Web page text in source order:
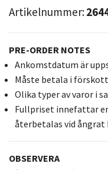
Artikelnummer:
PRE-ORDER NOTES
Ankomstdatum är
Måste betala i
Olika typer av varor i
Fullpriset innefattar
återbetalas vid ångrat
OBSERVERA